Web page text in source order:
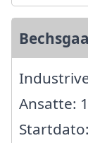
Ansatte: 1